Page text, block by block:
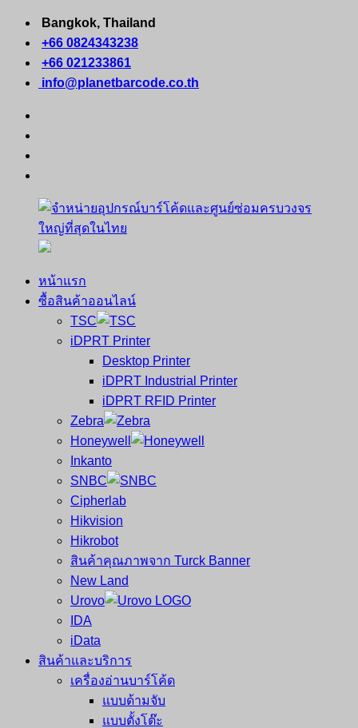
Skip
content
Bangkok, Thailand
+66 0824343238
+66 021233861
info@planetbarcode.co.th
จำหน่าย
คอมพิวเตอร์
หน้าแรก
ซื้อสินค้าออนไลน์
TSC
iDPRT Printer
Desktop Printer
iDPRT Industrial Printer
iDPRT RFID Printer
Zebra
Honeywell
Inkanto
SNBC
Cipherlab
Hikvision
Hikrobot
สินค้าคุณภาพจาก Turck Banner
New Land
Urovo
IDA
iData
สินค้าและบริการ
เครื่องอ่านบาร์โค้ด
แบบด้ามจับ
แบบตั้งโต๊ะ